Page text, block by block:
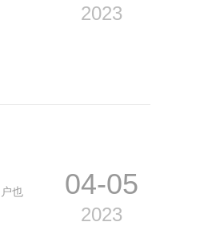
2023
也
04-05
2023